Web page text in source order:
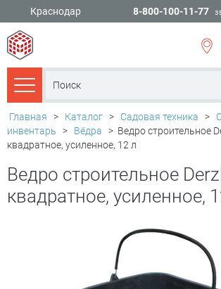
Краснодар 8-800-100-11-77
Каталог товаров
Главная > Каталог > Садовая техника >
инвентарь
> Вёдра > Ведро строительное
квадратное, усиленное, 12 л
Ведро строительное
квадратное, усиленное,